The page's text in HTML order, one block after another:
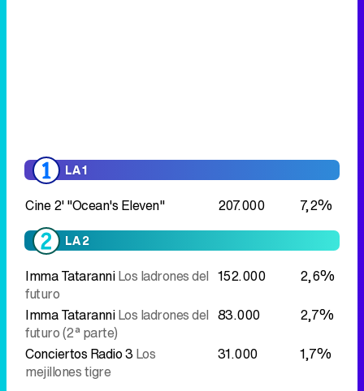
Imma TataranniLos ladrones del
futuro
152.000
2,6%
Imma TataranniLos ladrones del
83.000
2,7%
Conciertos Radio 3
mejillones tigre
La encrucijada
La encrucijada
156.000 8,3%